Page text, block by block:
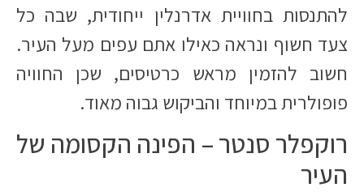
להתנסות בחוויית אדרנלין ייחודית, שבה כל
צעד חשוף ונראה כאילו אתם עפים מעל העיר.
חשוב להזמין מראש כרטיסים, שכן החוויה
פופולרית במיוחד והביקוש גבוה מאוד.
רוקפלר סנטר – הפינה הקסומה של
העיר